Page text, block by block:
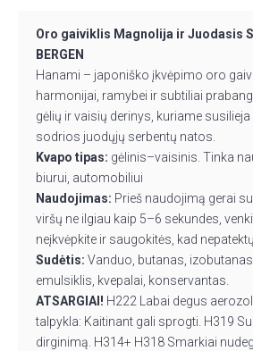
Oro gaiviklis Magnolija ir Juodasis
BERGEN
Hanami – japoniško įkvėpimo oro
harmonijai, ramybei ir subtiliai
gėlių ir vaisių derinys, kuriame
sodrios juodųjų serbentų natos.
Kvapo tipas: gėlinis–vaisinis. Tinka
biurui, automobiliui
Naudojimas: Prieš naudojimą gerai
viršų ne ilgiau kaip 5–6 sekundes,
neįkvėpkite ir saugokitės, kad
Sudėtis: Vanduo, butanas,
emulsiklis, kvepalai, konservantas.
ATSARGIAI! H222 Labai degus
talpykla: Kaitinant gali sprogti. H319
dirginimą. H314+ H318 Smarkiai